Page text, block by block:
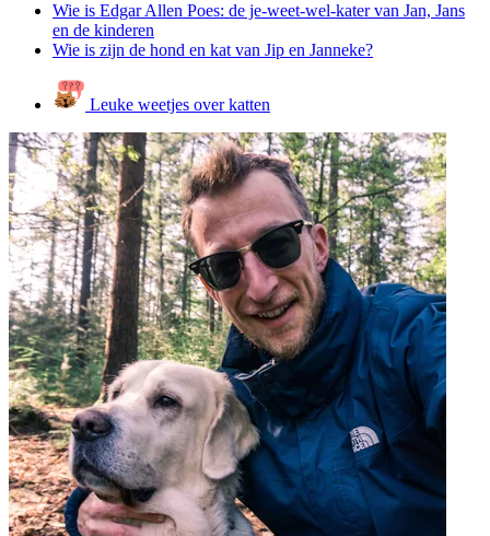
Wie is Edgar Allen Poes: de je-weet-wel-kater van Jan, Jans
en de kinderen
Wie is zijn de hond en kat van Jip en Janneke?
Leuke weetjes over katten